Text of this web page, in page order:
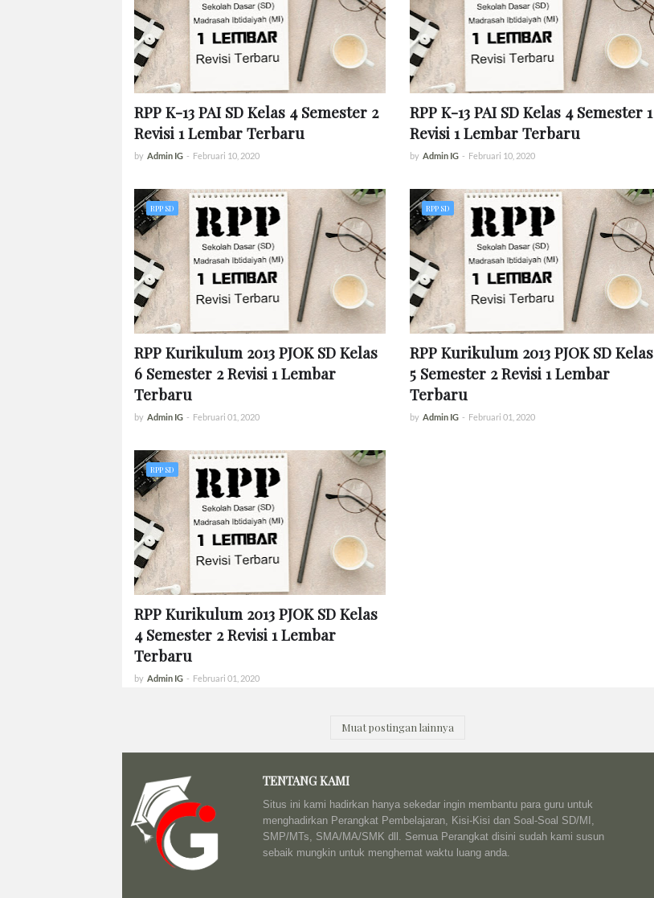
RPP K-13 PAI SD Kelas 4 Semester 2
Revisi 1 Lembar Terbaru
by Admin IG - Februari 10, 2020
RPP K-13 PAI SD Kelas 4 Semester 1
Revisi 1 Lembar Terbaru
by Admin IG - Februari 10, 2020
RPP SD
RPP Kurikulum 2013 PJOK SD Kelas
6 Semester 2 Revisi 1 Lembar
Terbaru
by Admin IG - Februari 01, 2020
RPP SD
RPP Kurikulum 2013 PJOK SD Kelas
5 Semester 2 Revisi 1 Lembar
Terbaru
by Admin IG - Februari 01, 2020
RPP SD
RPP Kurikulum 2013 PJOK SD Kelas
4 Semester 2 Revisi 1 Lembar
Terbaru
by Admin IG - Februari 01, 2020
Muat postingan lainnya
TENTANG KAMI
Situs ini kami hadirkan hanya sekedar ingin membantu para guru untuk
menghadirkan Perangkat Pembelajaran, Kisi-Kisi dan Soal-Soal SD/MI,
SMP/MTs, SMA/MA/SMK dll. Semua Perangkat disini sudah kami susun
sebaik mungkin untuk menghemat waktu luang anda.